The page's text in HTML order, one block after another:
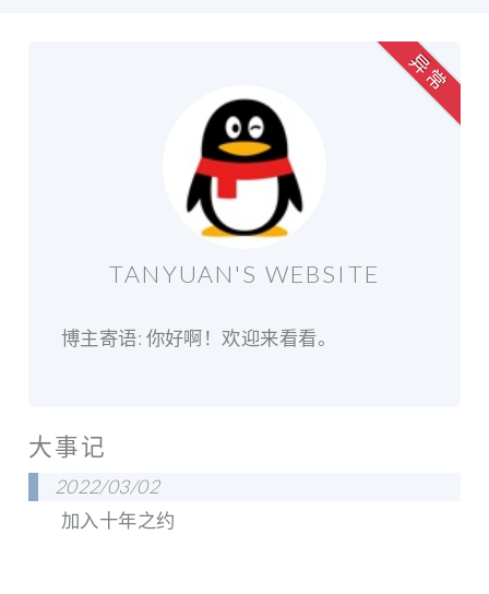
TANYUAN'S WEBSITE
博主寄语: 你好啊！欢迎来看看。
异 常
大事记
2022/03/02
加入十年之约